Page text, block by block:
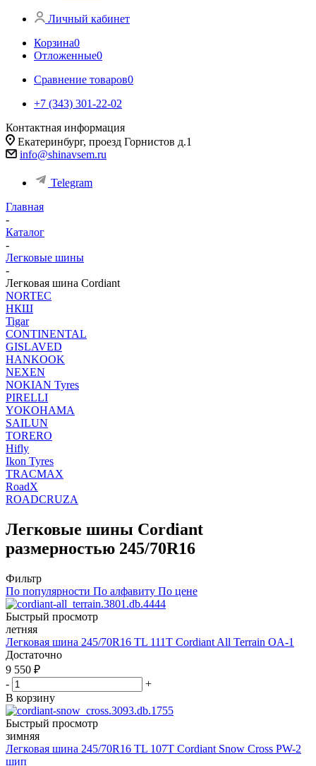
Личный кабинет
Корзина0
Отложенные0
Сравнение товаров0
+7 (343) 301-22-02
Контактная информация
Екатеринбург, проезд Горнистов д.1
info@shinavsem.ru
Telegram
Главная
-
Каталог
-
Легковые шины
-
Легковая шина Cordiant
NORTEС
НКШ
Tigar
CONTINENTAL
GISLAVED
HANKOOK
NEXEN
NOKIAN Tyres
PIRELLI
YOKOHAMA
SAILUN
TORERO
Hifly
Ikon Tyres
TRACMAX
RoadX
ROADCRUZA
Легковые шины Cordiant
размерностью 245/70R16
Фильтр
По популярности По алфавиту По цене
Быстрый просмотр
летняя
Легковая шина 245/70R16 TL 111T Cordiant All Terrain OA-1
Достаточно
9 550 ₽
-
+
В корзину
Быстрый просмотр
зимняя
Легковая шина 245/70R16 TL 107T Cordiant Snow Cross PW-2
шип